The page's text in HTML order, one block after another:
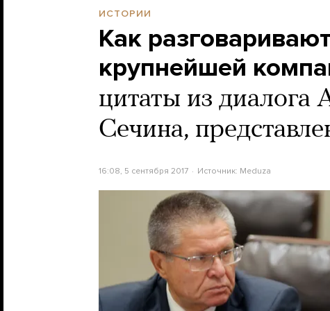
ИСТОРИИ
Как
крупнейшей
цитаты из диалога
Сечина,
16:08, 5 сентября 2017 Источник: Meduza